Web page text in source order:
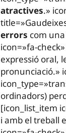
atractives.»
errors com
icon=»fa-
expressió oral,
pronunciació.»
ordinadors)
[icon_list_item
i amb el treball